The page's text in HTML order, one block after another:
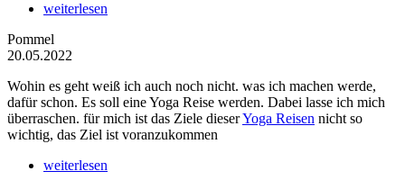
weiterlesen
Pommel
20.05.2022
Wohin es geht weiß ich auch noch nicht. was ich machen werde,
dafür schon. Es soll eine Yoga Reise werden. Dabei lasse ich mich
überraschen. für mich ist das Ziele dieserYoga Reisen nicht so
wichtig, das Ziel ist voranzukommen
weiterlesen